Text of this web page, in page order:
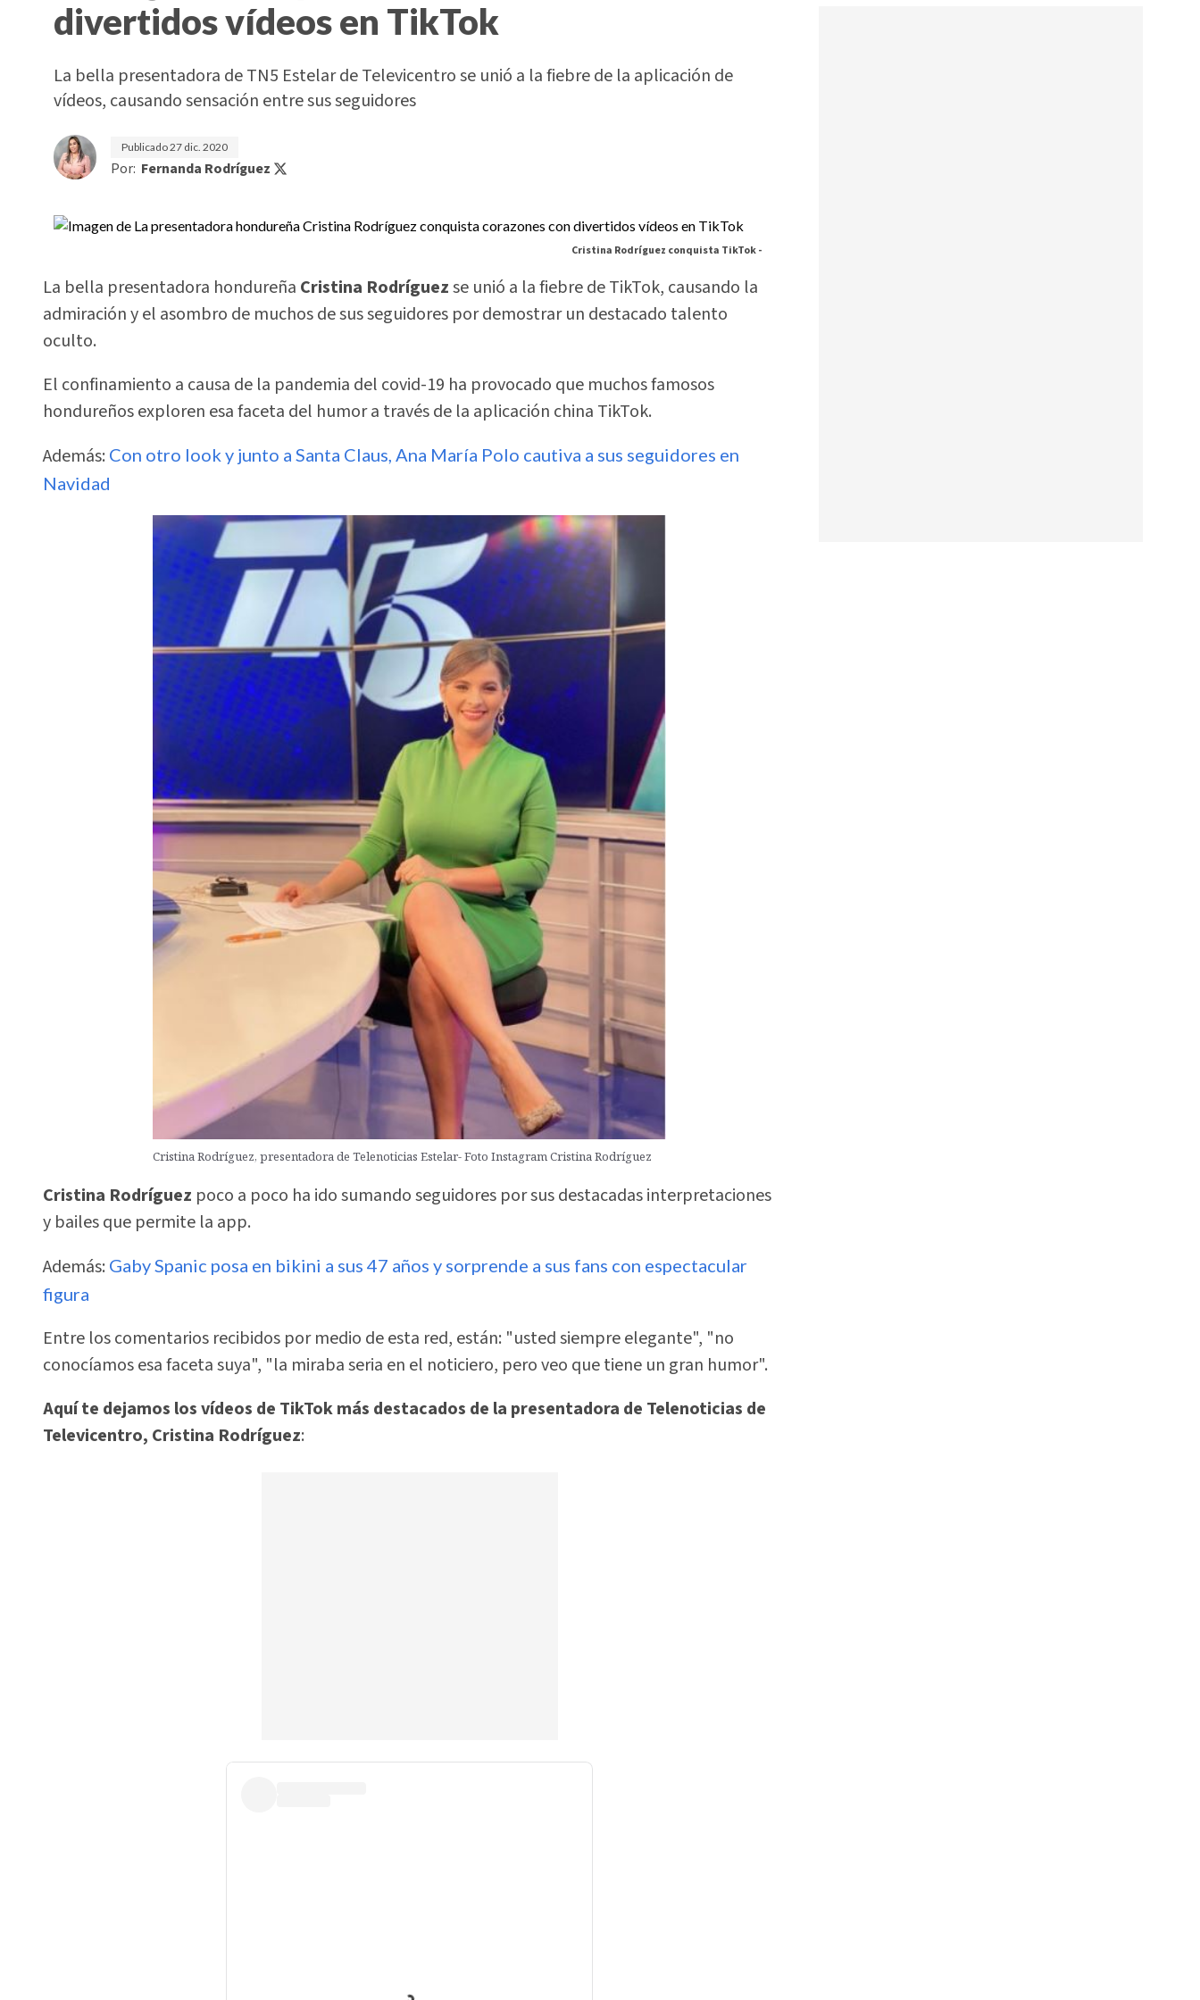
divertidos vídeos en TikTok
La bella presentadora de TN5 Estelar de Televicentro se unió a la fiebre de la aplicación de
vídeos, causando sensación entre sus seguidores
Publicado27 dic. 2020
Por: Fernanda Rodríguez
Cristina Rodríguez conquista TikTok -
La bella presentadora hondureña Cristina Rodríguezse unió a la fiebre de TikTok, causando la
admiración y el asombro de muchos de sus seguidores por demostrar un destacado talento
oculto.
El confinamiento a causa de la pandemia del covid-19 ha provocado que muchos famosos
hondureños exploren esa faceta del humor a través de la aplicación china TikTok.
Además: Con otro look y junto a Santa Claus, Ana María Polo cautiva a sus seguidores en
Navidad
Cristina Rodríguez, presentadora de Telenoticias Estelar- Foto Instagram Cristina Rodríguez
Cristina Rodríguez poco a poco ha ido sumando seguidores por sus destacadas interpretaciones
y bailes que permite la app.
Además: Gaby Spanic posa en bikini a sus 47 años y sorprende a sus fans con espectacular
figura
Entre los comentarios recibidos por medio de esta red, están: "usted siempre elegante", "no
conocíamos esa faceta suya", "la miraba seria en el noticiero, pero veo que tiene un gran humor".
Aquí te dejamos los vídeos de TikTok más destacados de la presentadora de Telenoticias de
Televicentro, Cristina Rodríguez: